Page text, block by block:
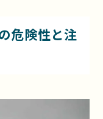
危険性と注